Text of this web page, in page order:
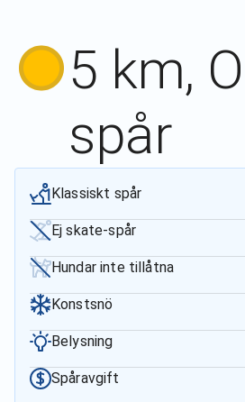
5 km,
spår
Klassiskt spår
Ej skate-spår
Hundar inte tillåtna
Konstsnö
Belysning
Spåravgift